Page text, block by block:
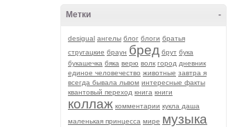
-
Метки
desigual ангелы блог блоги братья
стругацкие браун бред брут бука
букашечка бяка верю волк город дневник
единое человечество животные завтра я
всегда бывала львом интересные факты
квантовый переход книга книги
коллаж комментарии кукла даша
маленькая принцесса мире музыка